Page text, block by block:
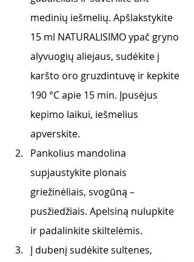
medinių iešmelių. Apšlakstykite
15 ml NATURALISIMO ypač gryno
alyvuogių aliejaus, sudėkite į
karšto oro gruzdintuvę ir kepkite
190 °C apie 15 min. Įpusėjus
kepimo laikui, iešmelius
apverskite.
Pankolius mandolina
supjaustykite plonais
griežinėliais, svogūną –
pusžiedžiais. Apelsiną nulupkite
ir padalinkite skiltelėmis.
Į dubenį sudėkite sultenes,